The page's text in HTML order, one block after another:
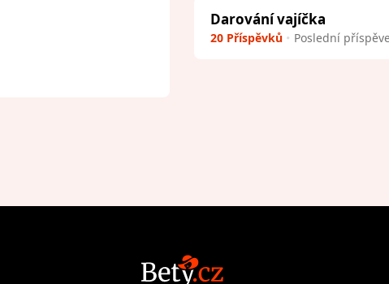
Darování vajíčka
20 Příspěvků Poslední